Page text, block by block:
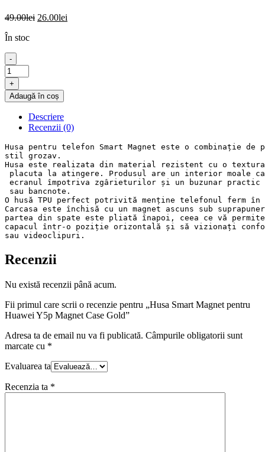
49.00lei Prețul
26.00lei
În stoc
-
Cantitate
Husa
Smart
Magnet
Huawei
Magnet
Case
Gold
+
Adaugă în coș
Descriere
Recenzii (0)
Husa pentru telefon Smart Magnet este o combinație
stil grozav.
Husa este realizata din material rezistent cu o
placuta la atingere. Produsul are un interior moale
ecranul împotriva zgârieturilor și un buzunar practic
sau bancnote.
O husă TPU perfect potrivită menține telefonul ferm
Carcasa este închisă cu un magnet ascuns sub
partea din spate este pliată înapoi, ceea ce vă
sau videoclipuri.
Recenzii
Nu există recenzii până acum.
Fii primul care scrii o recenzie pentru „Husa Smart Magnet pentru
Huawei Y5p Magnet Case Gold”
Adresa ta de email nu va fi publicată. Câmpurile obligatorii sunt
marcate cu *
Evaluarea ta
Recenzia ta *